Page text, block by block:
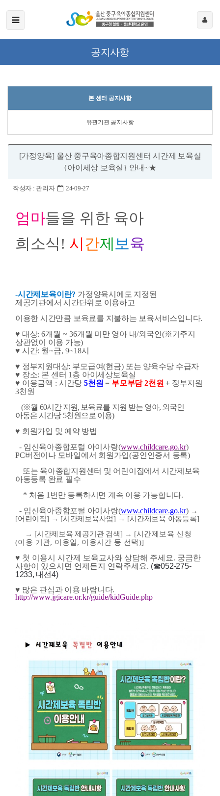
공지사항
본 센터 공지사항
유관기관 공지사항
[가정양육] 울산 중구육아종합지원센터 시간제 보육실
{아이세상 보육실} 안내~★
작성자 : 관리자 24-09-27
엄마들을 위한 육아
희소식 ! 시 간제 보육
-시간제보육이란? 가정양육시에도 지정된
제공기관에서 시간단위로 이용하고
이용한 시간만큼 보육료를 지불하는 보육서비스입니다.
♥ 대상: 6개월 ~ 36개월 미만 영아 내/외국인 (※거주지
상관없이 이용 가능)
♥ 시간: 월~금, 9~18시
♥ 정부지원대상: 부모급여(현금) 또는 양육수당 수급자
♥ 장소: 본 센터 1 층 아이세상보육실
♥ 이용금액 : 시간당 5천원 = 부모부담2천원+ 정부지원
3천원
(※월 60시간 지원, 보육료를 지원 받는 영아, 외국인
아동은 시간당 5천원으로 이용)
♥ 회원가입 및 예약 방법
- 임신육아종합포털 아이사랑(www.childcare.go.kr)
PC버전이나 모바일에서 회원가입(공인인증서 등록)
또는 육아종합지원센터 및 어린이집에서 시간제보육
아동등록 완료 필수
* 처음 1 번만 등록하시면 계속 이용 가능합니다.
- 임신육아종합포털 아이사랑(www.childcare.go.kr) →
[어린이집] → [시간제보육사업] → [시간제보육 아동등록]
→ [시간제보육 제공기관 검색] → [시간제보육 신청
(이용 기관, 이용일, 이용시간 등 선택)]
♥ 첫 이용시 시간제 보육교사와 상담해 주세요. 궁금한
사항이 있으시면 언제든지 연락주세요. (☎052-275-
1233, 내선4)
♥ 많은 관심과 이용 바랍니다.
http://www.jgicare.or.kr/guide/kidGuide.php